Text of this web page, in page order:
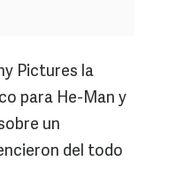
Pictures la
para He-Man y
un
del todo